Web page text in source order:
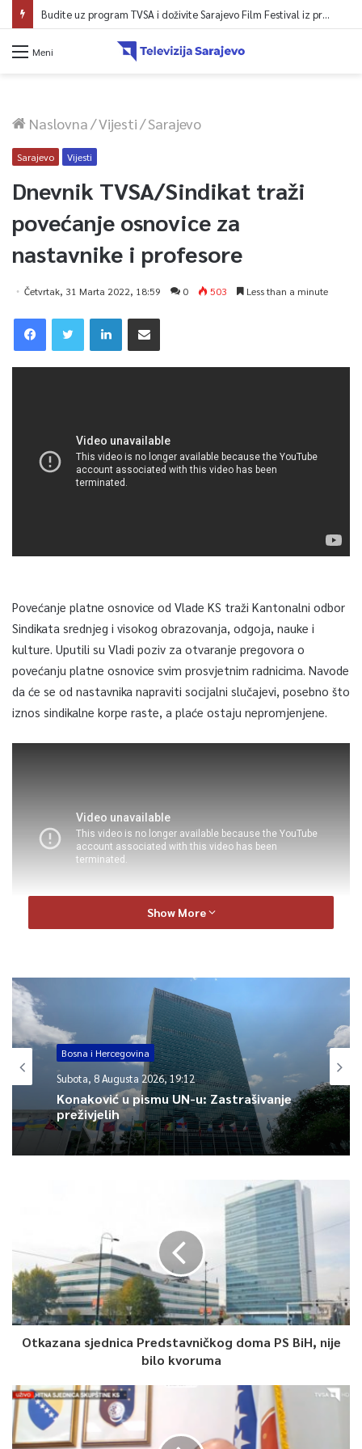
Budite uz program TVSA i doživite Sarajevo Film Festival iz prvog reda!
Meni
Naslovna/Vijesti/Sarajevo
Sarajevo Vijesti
Dnevnik TVSA/Sindikat traži
povećanje osnovice za
nastavnike i profesore
Četvrtak, 31 Marta 2022, 18:59 0 503 Less than a minute
Povećanje platne osnovice od Vlade KS traži Kantonalni odbor
Sindikata srednjeg i visokog obrazovanja, odgoja, nauke i
kulture. Uputili su Vladi poziv za otvaranje pregovora o
povećanju platne osnovice svim prosvjetnim radnicima. Navode
da će se od nastavnika napraviti socijalni slučajevi, posebno što
iznos sindikalne korpe raste, a plaće ostaju nepromjenjene.
0
Article Rating
Show More
Bosna i Hercegovina
Subota, 8 Augusta 2026, 19:12
Konaković u pismu UN-u: Zastrašivanje
preživjelih
Otkazana sjednica Predstavničkog doma PS BiH, nije
bilo kvoruma